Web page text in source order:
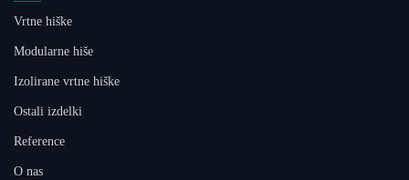
Vrtne hiške
Modularne hiše
Izolirane vrtne hiške
Ostali izdelki
Reference
O nas